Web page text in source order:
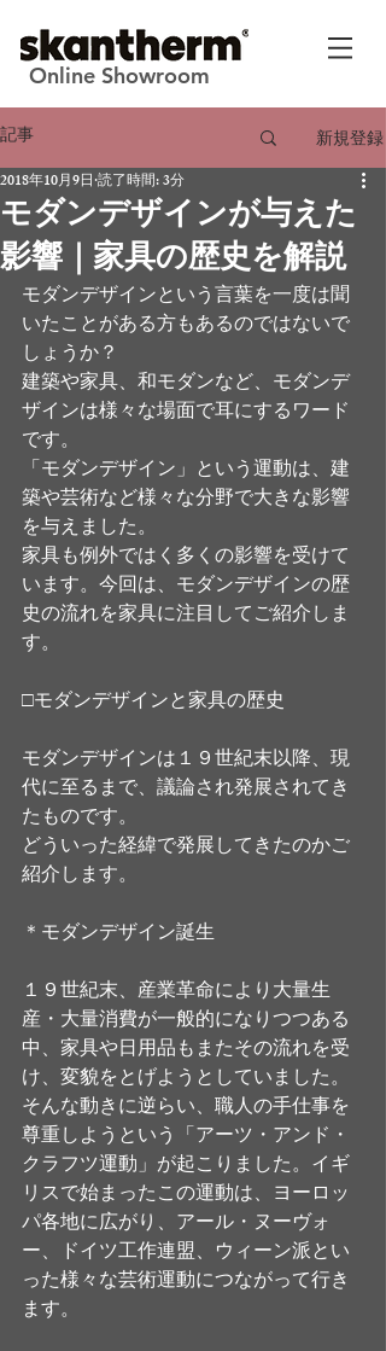
Online Showroom
記事 新規登録
モダンデザインが与えた
影響｜家具の歴史を解説
2018年10月9日 読了時間: 3分
モダンデザインという言葉を一度は聞
いたことがある方もあるのではないで
しょうか？
建築や家具、和モダンなど、モダンデ
ザインは様々な場面で耳にするワード
です。
「モダンデザイン」という運動は、建
築や芸術など様々な分野で大きな影響
を与えました。
家具も例外ではく多くの影響を受けて
います。今回は、モダンデザインの歴
史の流れを家具に注目してご紹介しま
す。
□モダンデザインと家具の歴史
モダンデザインは１９世紀末以降、現
代に至るまで、議論され発展されてき
たものです。
どういった経緯で発展してきたのかご
紹介します。
＊モダンデザイン誕生
１９世紀末、産業革命により大量生
産・大量消費が一般的になりつつある
中、家具や日用品もまたその流れを受
け、変貌をとげようとしていました。
そんな動きに逆らい、職人の手仕事を
尊重しようという「アーツ・アンド・
クラフツ運動」が起こりました。イギ
リスで始まったこの運動は、ヨーロッ
パ各地に広がり、アール・ヌーヴォ
ー、ドイツ工作連盟、ウィーン派とい
った様々な芸術運動につながって行き
ます。